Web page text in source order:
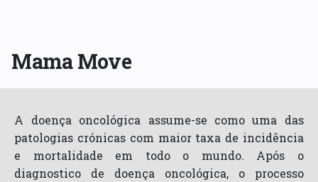
Mama Move
A doença oncológica assume-se como uma das
patologias crónicas com maior taxa de incidência
e mortalidade em todo o mundo. Após o
diagnostico de doença oncológica, o processo